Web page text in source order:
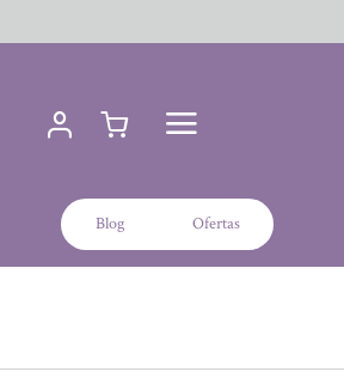
Blog Ofertas